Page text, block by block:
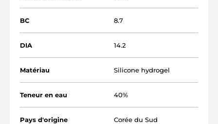
BC 8.7
DIA 14.2
Matériau Silicone hydrogel
Teneur en eau 40%
Pays d'origine Corée du Sud